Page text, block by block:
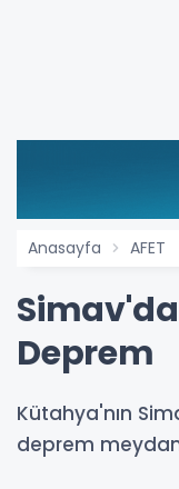
Anasayfa AFET
Deprem
Kütahya'nın
deprem